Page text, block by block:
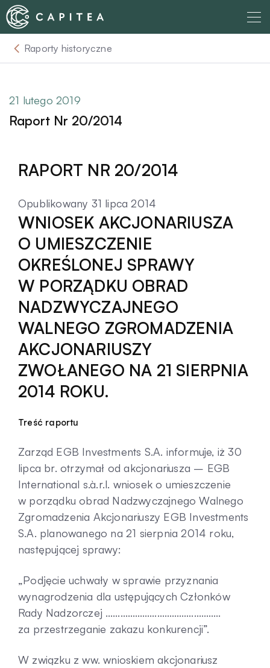
Skip
to
content
O nas
Dla Wierzyciela
Dla Dłużnika
Komunikaty
Aktualności
Kontakt
Raporty historyczne
21 lutego 2019
Raport Nr 20/2014
RAPORT NR 20/2014
Opublikowany 31 lipca 2014
WNIOSEK AKCJONARIUSZA
O UMIESZCZENIE
OKREŚLONEJ SPRAWY
W PORZĄDKU OBRAD
NADZWYCZAJNEGO
WALNEGO ZGROMADZENIA
AKCJONARIUSZY
ZWOŁANEGO NA 21 SIERPNIA
2014 ROKU.
Treść raportu
Zarząd EGB Investments S.A. informuje, iż 30
lipca br. otrzymał od akcjonariusza – EGB
International s.à.r.l. wniosek o umieszczenie
w porządku obrad Nadzwyczajnego Walnego
Zgromadzenia Akcjonariuszy EGB Investments
S.A. planowanego na 21 sierpnia 2014 roku,
następującej sprawy:
„Podjęcie uchwały w sprawie przyznania
wynagrodzenia dla ustępujących Członków
Rady Nadzorczej ………………………………………..
za przestrzeganie zakazu konkurencji”.
W związku z ww. wnioskiem akcjonariusz